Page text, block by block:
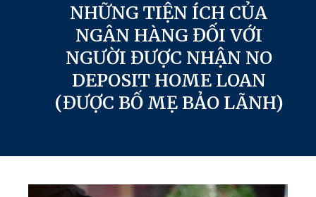
NHỮNG TIỆN ÍCH CỦA
NGÂN HÀNG ĐỐI VỚI
NGƯỜI ĐƯỢC NHẬN NO
DEPOSIT HOME LOAN
(ĐƯỢC BỐ MẸ BẢO LÃNH)